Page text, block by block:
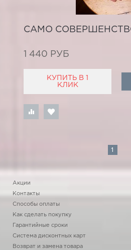
САМО
1 440 РУБ
КУПИТЬ В 1
КЛИК
1
Акции
Контакты
Способы оплаты
Как сделать покупку
Гарантийные сроки
Система дисконтных карт
Возврат и замена товара